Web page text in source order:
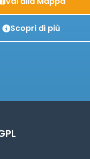
Scopri di più